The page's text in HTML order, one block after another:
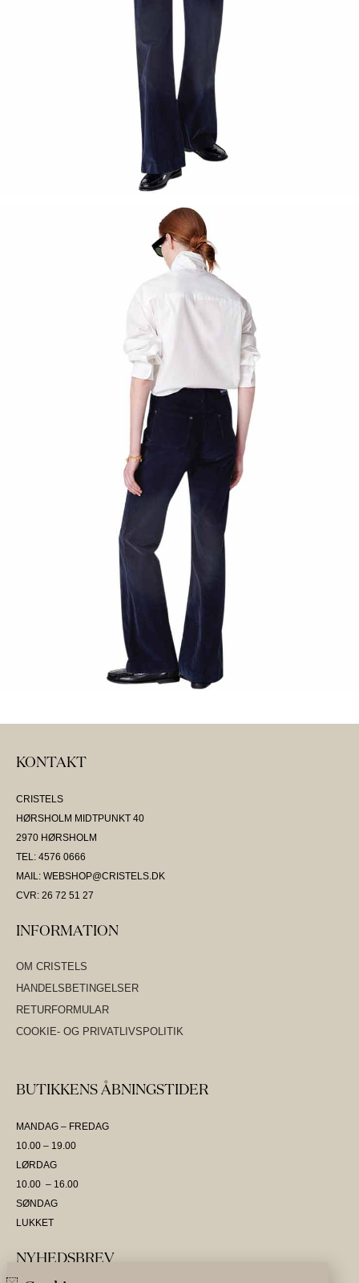
KONTAKT
CRISTELS
HØRSHOLM MIDTPUNKT 40
2970 HØRSHOLM
TEL: 4576 0666
MAIL: WEBSHOP@CRISTELS.DK
CVR: 26 72 51 27
INFORMATION
OM CRISTELS
HANDELSBETINGELSER
RETURFORMULAR
COOKIE- OG PRIVATLIVSPOLITIK
BUTIKKENS ÅBNINGSTIDER
MANDAG – FREDAG
10.00 – 19.00
LØRDAG
10.00 – 16.00
SØNDAG
LUKKET
NYHEDSBREV